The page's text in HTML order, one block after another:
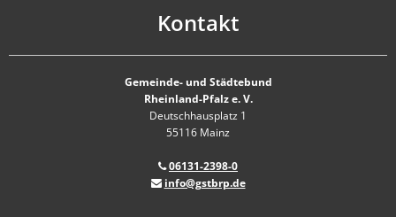
Kontakt
Gemeinde- und Städtebund
Rheinland-Pfalz e. V.
Deutschhausplatz 1
55116 Mainz
06131-2398-0
info@gstbrp.de